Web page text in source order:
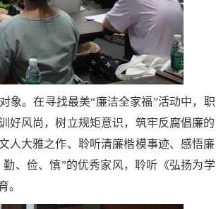
象。在寻找最美“廉洁全家福”活动中，职
好风尚，树立规矩意识，筑牢反腐倡廉的
人大雅之作、聆听清廉楷模事迹、感悟廉
、俭、慎”的优秀家风，聆听《弘扬为学
。